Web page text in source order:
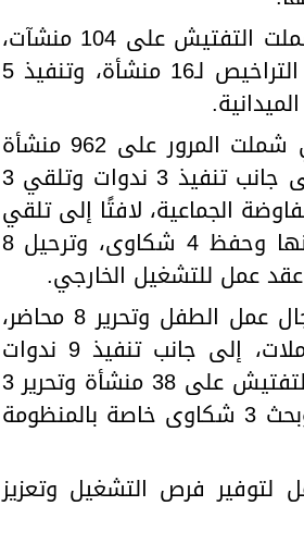
وأضاف المحافظ أن جهود السلامة والصحة المهنية شملت التفتيش على 104 منشآت،
وتحرير 35 محضراً للمخالفات، والمشاركة في لجان منح التراخيص لـ16 منشأة، وتنفيذ 5
وأوضح اللواء محمد علوان أن حملات التفتيش العمالي شملت المرور على 962 منشأة
يعمل بها 3397 عاملاً، وأسفرت عن تحرير 56 محضراً، إلى جانب تنفيذ 3 ندوات وتلقي 3
في مجال المفاوضة الجماعية، لافتًا إلى تلقي
36 شكوى في مجال علاقات العمل، تم تسوية 24 منها وحفظ 4 شكاوى، وترحيل 8
وذكر المحافظ أنه تم التفتيش على 51 منشأة في مجال عمل الطفل وتحرير 8 محاضر،
ومتابعة ساعات العمل بـ60 منشأة يعمل بها 104 عاملات، إلى جانب تنفيذ 9 ندوات
توعوية متنوعة، بينما قامت إدارة الحوكمة والمراجعة بالتفتيش على 38 منشأة وتحرير 3
محاضر وتوجيه 34 إنذاراً، فضلاً عن متابعة سير العمل وبحث 3 شكاوى خاصة بالمنظومة
لتوفير فرص التشغيل وتعزيز